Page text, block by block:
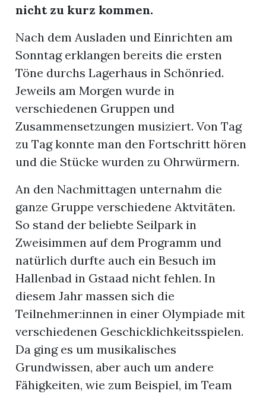
nicht zu kurz kommen.
Nach dem Ausladen und Einrichten am
Sonntag erklangen bereits die ersten
Töne durchs Lagerhaus in Schönried.
Jeweils am Morgen wurde in
verschiedenen Gruppen und
Zusammensetzungen musiziert. Von Tag
zu Tag konnte man den Fortschritt hören
und die Stücke wurden zu Ohrwürmern.
An den Nachmittagen unternahm die
ganze Gruppe verschiedene Aktvitäten.
So stand der beliebte Seilpark in
Zweisimmen auf dem Programm und
natürlich durfte auch ein Besuch im
Hallenbad in Gstaad nicht fehlen. In
diesem Jahr massen sich die
Teilnehmer:innen in einer Olympiade mit
verschiedenen Geschicklichkeitsspielen.
Da ging es um musikalisches
Grundwissen, aber auch um andere
Fähigkeiten, wie zum Beispiel, im Team